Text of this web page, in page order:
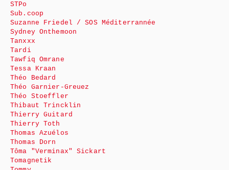
STPo
Sub.coop
Suzanne Friedel / SOS Méditerrannée
Sydney Onthemoon
Tanxxx
Tardi
Tawfiq Omrane
Tessa Kraan
Théo Bedard
Théo Garnier-Greuez
Théo Stoeffler
Thibaut Trincklin
Thierry Guitard
Thierry Toth
Thomas Azuélos
Thomas Dorn
Tôma "Verminax" Sickart
Tomagnetik